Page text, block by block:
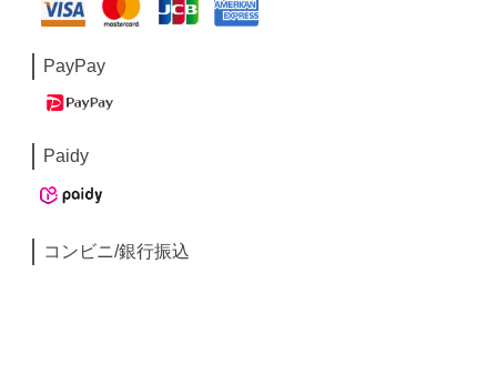
PayPay
Paidy
コンビニ/銀行振込